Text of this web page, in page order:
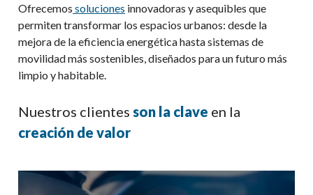
Ofrecemos soluciones innovadoras y asequibles que
permiten transformar los espacios urbanos: desde la
mejora de la eficiencia energética hasta sistemas de
movilidad más sostenibles, diseñados para un futuro más
limpio y habitable.
Nuestros clientes son la clave en la
creación de valor